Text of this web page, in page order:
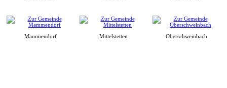
Mammendorf Mittelstetten Oberschweinbach